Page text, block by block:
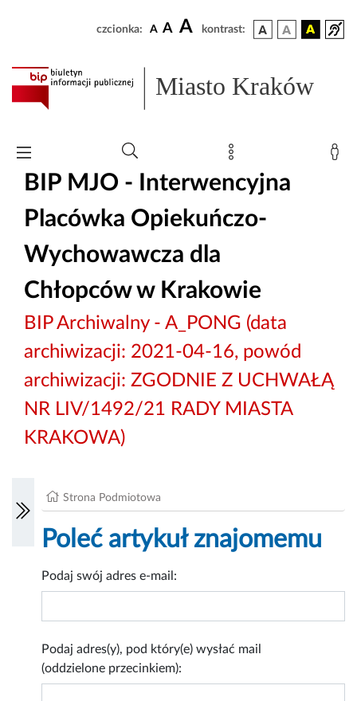
czcionka: A A A kontrast:
Miasto Kraków
BIP MJO - Interwencyjna
Placówka Opiekuńczo-
Wychowawcza dla
Chłopców w Krakowie
BIP Archiwalny - A_PONG (data
archiwizacji: 2021-04-16, powód
archiwizacji: ZGODNIE Z UCHWAŁĄ
NR LIV/1492/21 RADY MIASTA
KRAKOWA)
Strona Podmiotowa
Poleć artykuł znajomemu
Podaj swój adres e-mail:
Podaj adres(y), pod który(e) wysłać mail
(oddzielone przecinkiem):